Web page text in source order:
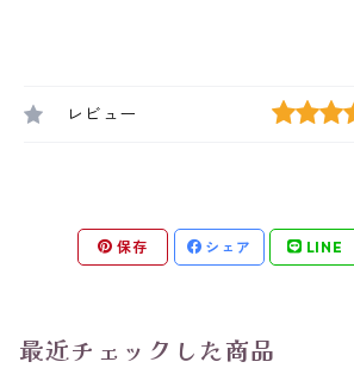
レビュー
保存 シェア LINE
最近チェックした商品